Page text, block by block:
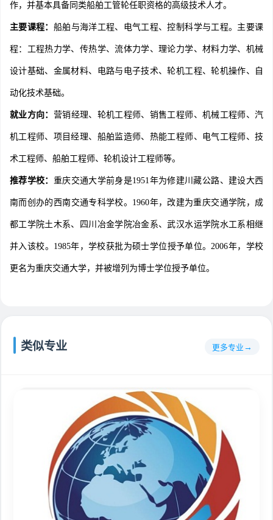
作，并基本具备同类船舶工管轮任职资格的高级技术人才。
主要课程： 船舶与海洋工程、电气工程、控制科学与工程。主要课
程：工程热力学、传热学、流体力学、理论力学、材料力学、机械
设计基础、金属材料、电路与电子技术、轮机工程、轮机操作、自
动化技术基础。
就业方向： 营销经理、轮机工程师、销售工程师、机械工程师、汽
机工程师、项目经理、船舶监造师、热能工程师、电气工程师、技
术工程师、船舶工程师、轮机设计工程师等。
推荐学校： 重庆交通大学前身是1951年为修建川藏公路、建设大西
南而创办的西南交通专科学校。1960年，改建为重庆交通学院，成
都工学院土木系、四川冶金学院冶金系、武汉水运学院水工系相继
并入该校。1985年，学校获批为硕士学位授予单位。2006年，学校
更名为重庆交通大学，并被增列为博士学位授予单位。
类似专业 更多专业